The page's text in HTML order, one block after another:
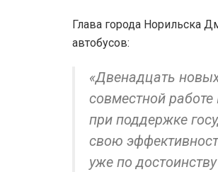
Глава города Норильска
автобусов:
«Двенадцать
совместной работе
при поддержке
свою
уже по